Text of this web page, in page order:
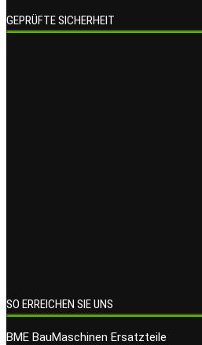
GEPRÜFTE SICHERHEIT
SO ERREICHEN SIE UNS
BME BauMaschinen Ersatzteile